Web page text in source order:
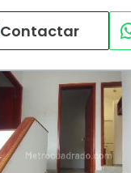
Contactar